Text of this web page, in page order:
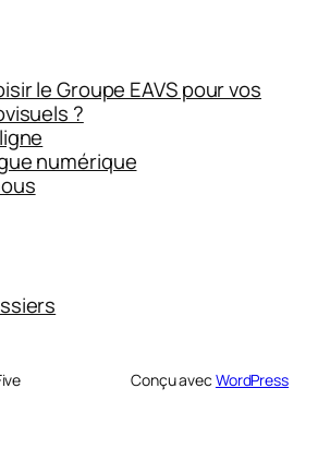
le Groupe EAVS pour vos
?
numérique
Conçu avec WordPress